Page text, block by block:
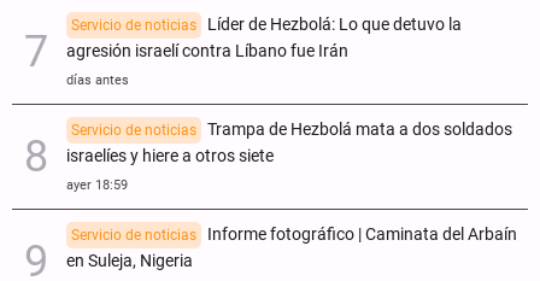
Servicio de noticias
Líder de Hezbolá: Lo que detuvo la
agresión israelí contra Líbano fue Irán
días antes
Servicio de noticias
Trampa de Hezbolá mata a dos soldados
israelíes y hiere a otros siete
ayer 18:59
Servicio de noticias
Informe fotográfico | Caminata del Arbaín
en Suleja, Nigeria